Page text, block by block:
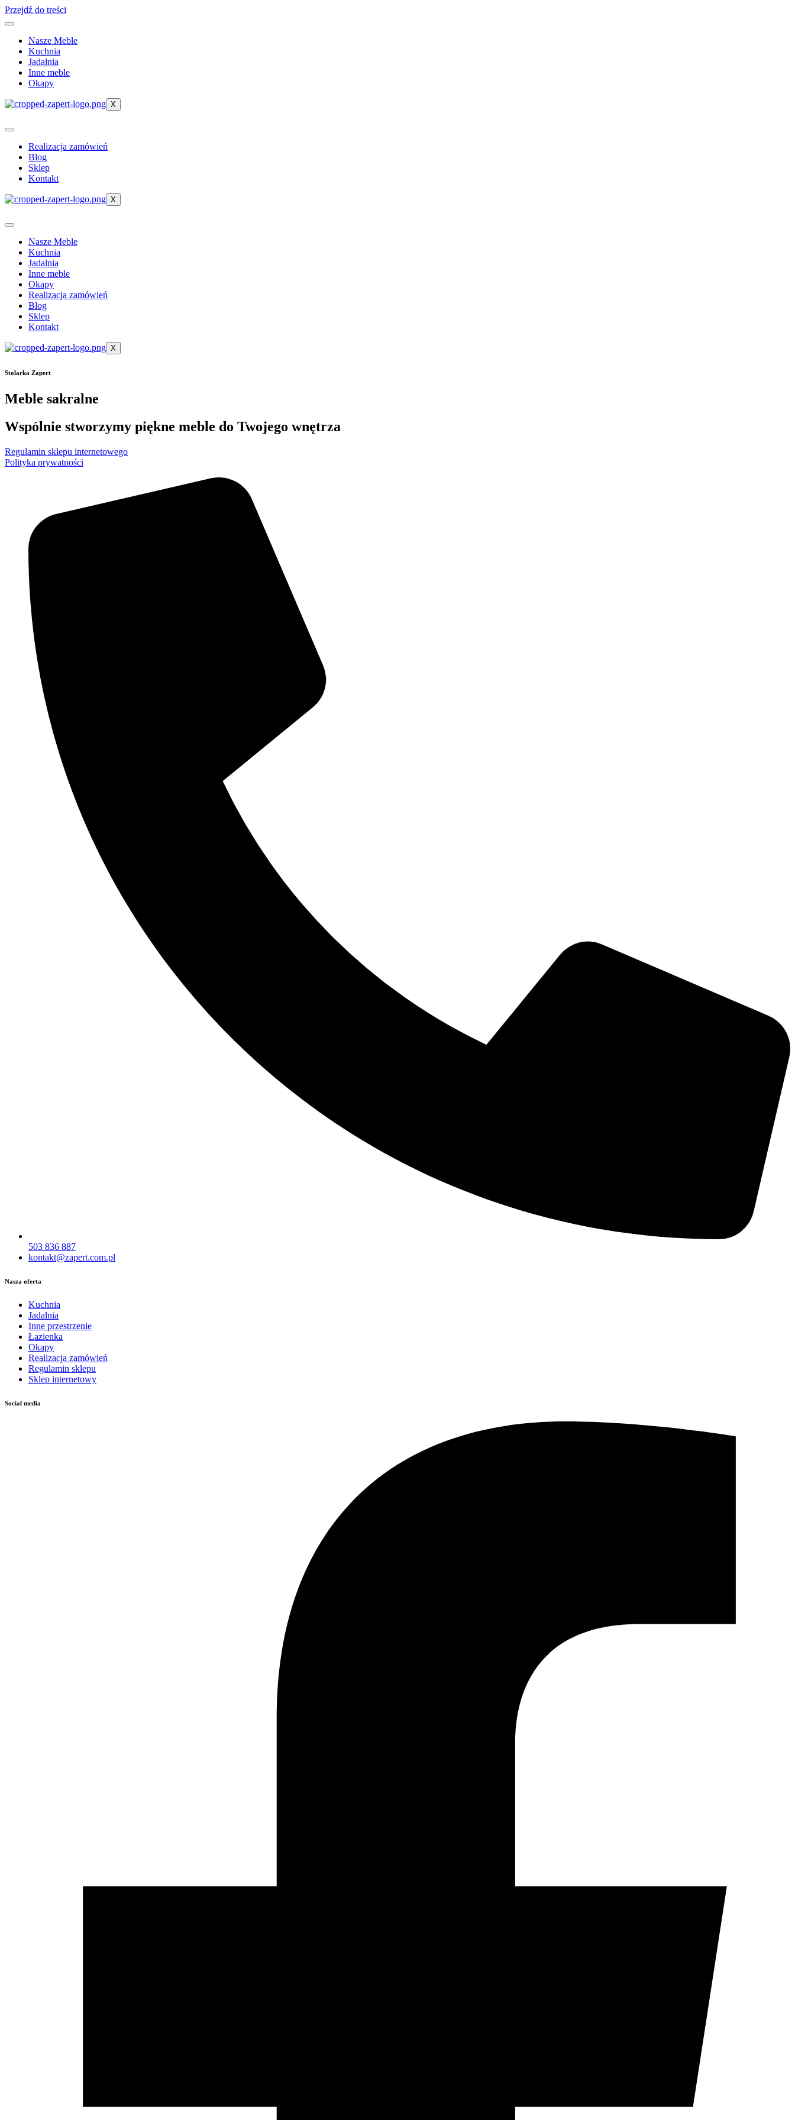
Przejdź do treści
Nasze Meble
Kuchnia
Jadalnia
Inne meble
Okapy
X
Realizacja zamówień
Blog
Sklep
Kontakt
X
Nasze Meble
Kuchnia
Jadalnia
Inne meble
Okapy
Realizacja zamówień
Blog
Sklep
Kontakt
X
Stolarka Zapert
Meble sakralne
Wspólnie stworzymy piękne meble do Twojego wnętrza
Regulamin sklepu internetowego
Polityka prywatności
503 836 887
kontakt@zapert.com.pl
Nasza oferta
Kuchnia
Jadalnia
Inne przestrzenie
Łazienka
Okapy
Realizacja zamówień
Regulamin sklepu
Sklep internetowy
Social media